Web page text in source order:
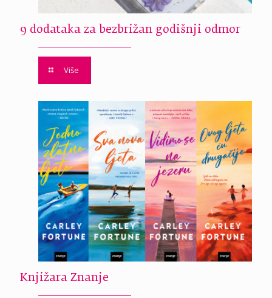
9 dodataka za bezbrižan godišnji odmor
Više
Knjižara Znanje